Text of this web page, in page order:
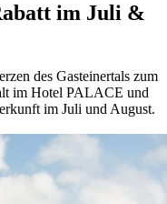
im Juli &
des Gasteinertals zum
im Hotel PALACE und
im Juli und August.